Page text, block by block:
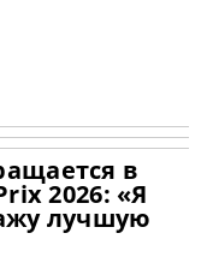
в
2026: «Я
лучшую